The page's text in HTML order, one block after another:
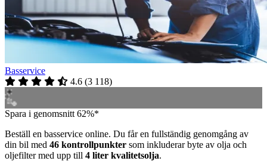
Basservice
4.6 (3 118)
Spara i genomsnitt 62%*
Beställ en basservice online. Du får en fullständig genomgång av
din bil med 46 kontrollpunkter som inkluderar byte av olja och
oljefilter med upp till 4 liter kvalitetsolja.